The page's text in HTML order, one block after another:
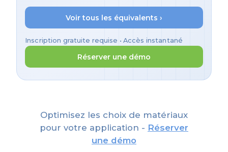
Voir tous les équivalents ›
Inscription gratuite requise • Accès instantané
Réserver une démo
Optimisez les choix de matériaux
pour votre application - Réserver
une démo